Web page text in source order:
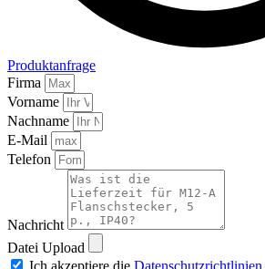
Produktanfrage
Firma
Vorname
Nachname
E-Mail
Telefon
Nachricht
Datei Upload
Ich akzeptiere die Datenschutzrichtlinien